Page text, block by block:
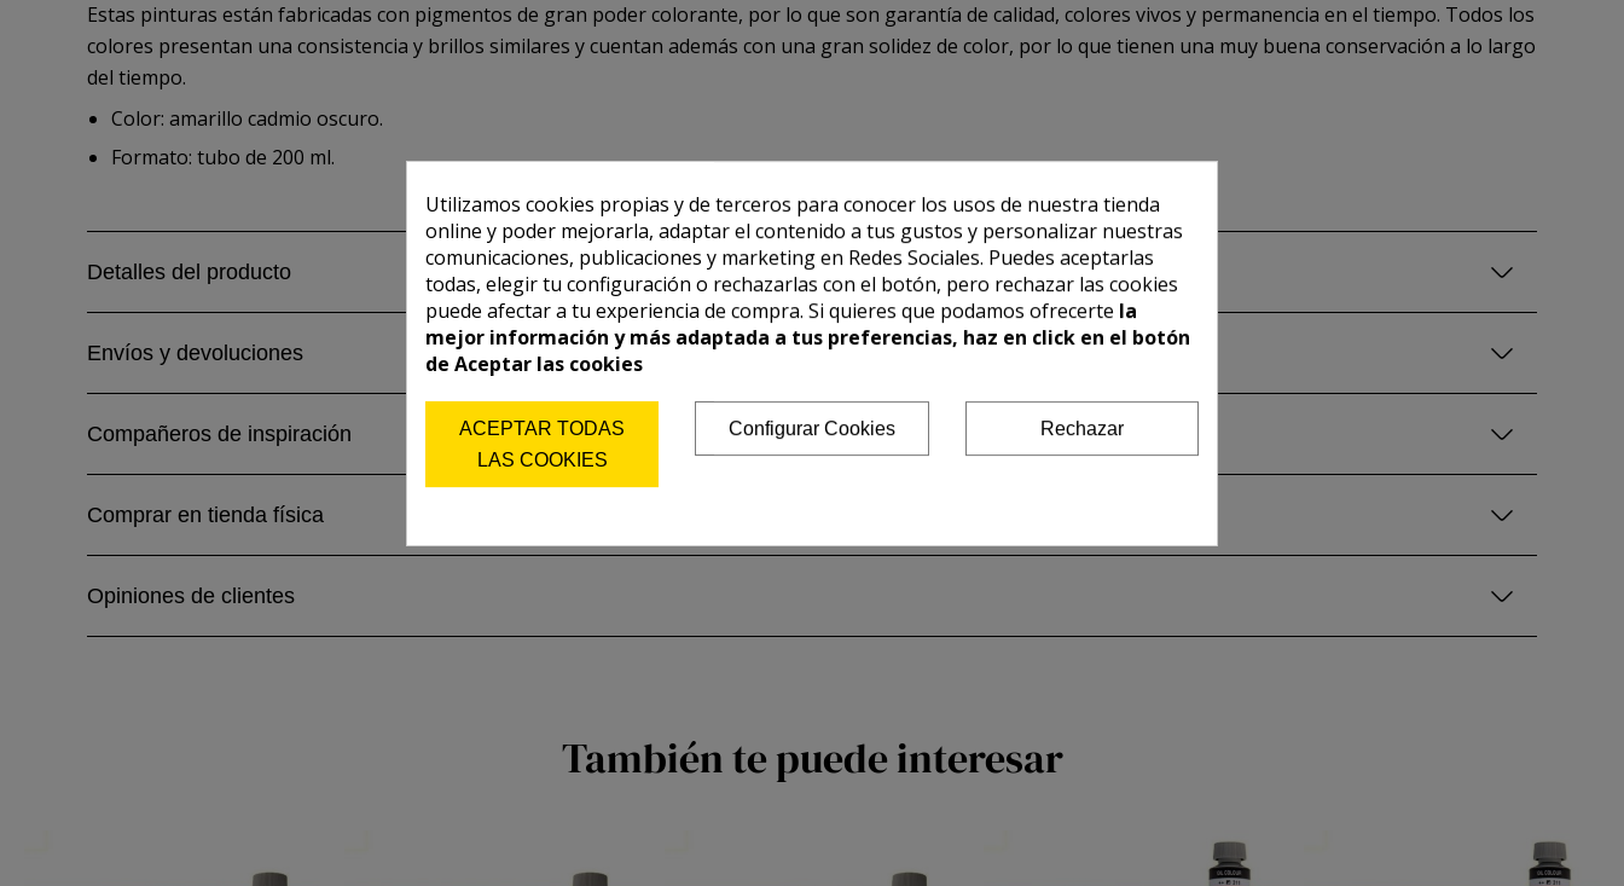
Estas pinturas están fabricadas con pigmentos de gran poder colorante, por lo que son garantía de calidad, colores vivos y permanencia en el tiempo. Todos los
colores presentan una consistencia y brillos similares y cuentan además con una gran solidez de color, por lo que tienen una muy buena conservación a lo largo
del tiempo.
Color: amarillo cadmio oscuro.
Formato: tubo de 200 ml.
Detalles del producto
Envíos y devoluciones
Compañeros de inspiración
Comprar en tienda física
Opiniones de clientes
También te puede interesar
Utilizamos cookies propias y de terceros para conocer los usos de nuestra tienda
online y poder mejorarla, adaptar el contenido a tus gustos y personalizar nuestras
comunicaciones, publicaciones y marketing en Redes Sociales. Puedes aceptarlas
todas, elegir tu configuración o rechazarlas con el botón, pero rechazar las cookies
puede afectar a tu experiencia de compra. Si quieres que podamos ofrecerte la
mejor información y más adaptada a tus preferencias, haz en click en el botón
de Aceptar las cookies
ACEPTAR TODAS
LAS COOKIES
Configurar Cookies Rechazar